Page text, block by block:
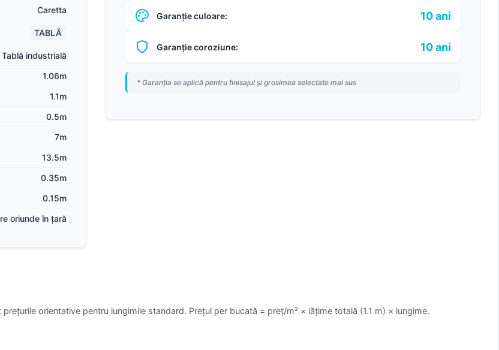
Caretta
TABLĂ
Tablă industrială
1.06m
1.1m
0.5m
7m
13.5m
0.35m
0.15m
oriunde în țară
Garanție culoare: 10 ani
Garanție coroziune: 10 ani
* Garanția se aplică pentru finisajul și grosimea selectate mai sus
orientative pentru lungimile standard. Prețul per bucată = preț/m² × lățime totală (1.1 m) × lungime.